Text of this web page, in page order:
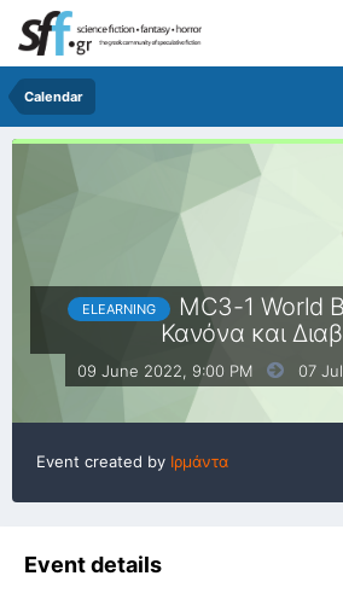
Calendar
ELEARNING
MC3-1 World
Κανόνα και
09 June 2022, 9:00 PM 07
Event created by Ιρμάντα
Event details